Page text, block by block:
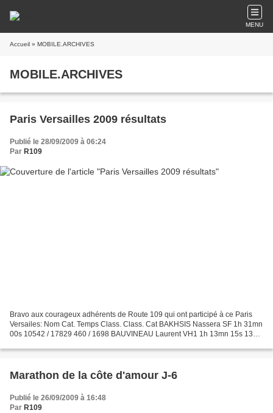
MENU
Accueil » MOBILE.ARCHIVES
MOBILE.ARCHIVES
Paris Versailles 2009 résultats
Publié le 28/09/2009 à 06:24
Par R109
Bravo aux courageux adhérents de Route 109 qui ont participé à ce Paris
Versailes: Nom Cat. Temps Class. Class. Cat BAKHSIS Nassera SF 1h 31mn
00s 10542 / 17829 460 / 1698 BAUVINEAU Laurent VH1 1h 13mn 15s 1344
Marathon de la côte d'amour J-6
Publié le 26/09/2009 à 16:48
Par R109